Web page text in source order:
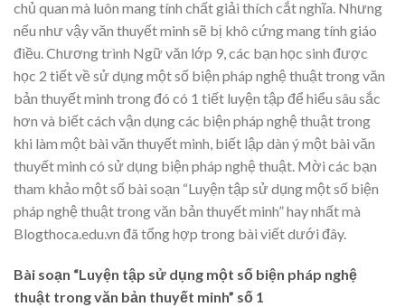
chủ quan mà luôn mang tính chất giải thích cắt nghĩa. Nhưng
nếu như vậy văn thuyết minh sẽ bị khô cứng mang tính giáo
điều. Chương trình Ngữ văn lớp 9, các bạn học sinh được
học 2 tiết về sử dụng một số biện pháp nghệ thuật trong văn
bản thuyết minh trong đó có 1 tiết luyện tập để hiểu sâu sắc
hơn và biết cách vận dụng các biện pháp nghệ thuật trong
khi làm một bài văn thuyết minh, biết lập dàn ý một bài văn
thuyết minh có sử dụng biện pháp nghệ thuật. Mời các bạn
tham khảo một số bài soạn “Luyện tập sử dụng một số biện
pháp nghệ thuật trong văn bản thuyết minh” hay nhất mà
Blogthoca.edu.vn đã tổng hợp trong bài viết dưới đây.
Bài soạn “Luyện tập sử dụng một số biện pháp nghệ
thuật trong văn bản thuyết minh” số 1